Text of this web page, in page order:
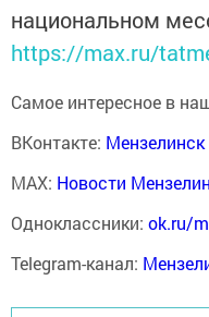
национальном
https://max.ru/
Самое интересное в
ВКонтакте:
MAX: Новости
Одноклассники: ok.ru/
Telegram-канал: